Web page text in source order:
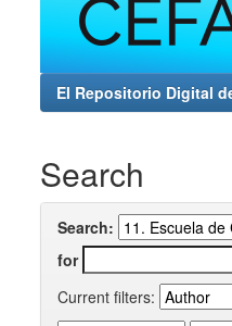
El Repositorio Digital
Search
Search:
for
Current filters: